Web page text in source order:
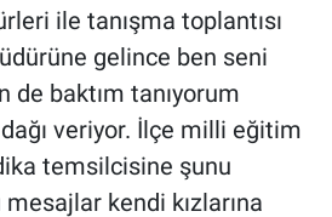
ile tanışma toplantısı
gelince ben seni
de baktım tanıyorum
veriyor. İlçe milli eğitim
temsilcisine şunu
kendi kızlarına